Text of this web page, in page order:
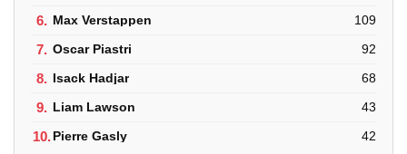
6. Max Verstappen 109
7. Oscar Piastri 92
8. Isack Hadjar 68
9. Liam Lawson 43
10.Pierre Gasly 42